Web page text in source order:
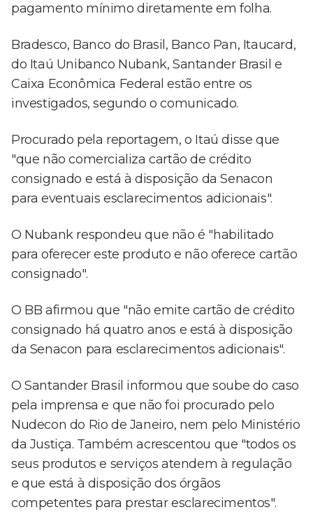
pagamento mínimo diretamente em folha.
Bradesco, Banco do Brasil, Banco Pan, Itaucard,
do Itaú Unibanco Nubank, Santander Brasil e
Caixa Econômica Federal estão entre os
investigados, segundo o comunicado.
Procurado pela reportagem, o Itaú disse que
"que não comercializa cartão de crédito
consignado e está à disposição da Senacon
para eventuais esclarecimentos adicionais".
O Nubank respondeu que não é "habilitado
para oferecer este produto e não oferece cartão
consignado".
O BB afirmou que "não emite cartão de crédito
consignado há quatro anos e está à disposição
da Senacon para esclarecimentos adicionais".
O Santander Brasil informou que soube do caso
pela imprensa e que não foi procurado pelo
Nudecon do Rio de Janeiro, nem pelo Ministério
da Justiça. Também acrescentou que "todos os
seus produtos e serviços atendem à regulação
e que está à disposição dos órgãos
competentes para prestar esclarecimentos".